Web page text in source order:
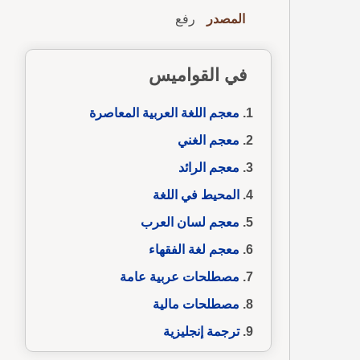
المصدر رفع
في القواميس
معجم اللغة العربية المعاصرة
معجم الغني
معجم الرائد
المحيط في اللغة
معجم لسان العرب
معجم لغة الفقهاء
مصطلحات عربية عامة
مصطلحات مالية
ترجمة إنجليزية